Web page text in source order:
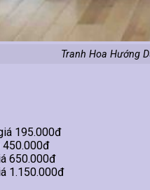
Tranh Hoa Hướng
195.000đ
450.000đ
650.000đ
1.150.000đ